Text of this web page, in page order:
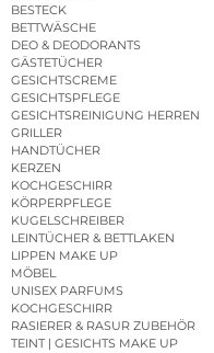
BESTECK
BETTWÄSCHE
DEO & DEODORANTS
GÄSTETÜCHER
GESICHTSCREME
GESICHTSPFLEGE
GESICHTSREINIGUNG HERREN
GRILLER
HANDTÜCHER
KERZEN
KOCHGESCHIRR
KÖRPERPFLEGE
KUGELSCHREIBER
LEINTÜCHER & BETTLAKEN
LIPPEN MAKE UP
MÖBEL
UNISEX PARFUMS
KOCHGESCHIRR
RASIERER & RASUR ZUBEHÖR
TEINT | GESICHTS MAKE UP